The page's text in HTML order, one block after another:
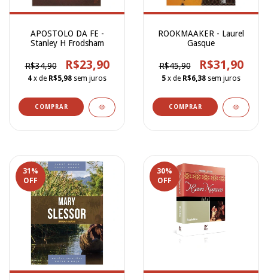
APOSTOLO DA FE -
Stanley H Frodsham
R$34,90 R$23,90
4 x de R$5,98 sem juros
ROOKMAAKER - Laurel
Gasque
R$45,90 R$31,90
5 x de R$6,38 sem juros
31 %
OFF
30%
OFF